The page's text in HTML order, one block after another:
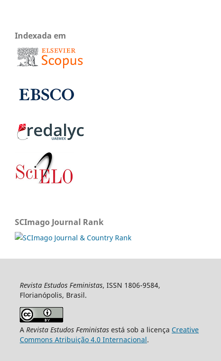
Indexada em
SCImago Journal Rank
Revista Estudos Feministas, ISSN 1806-9584,
Florianópolis, Brasil.
A Revista Estudos Feministasestá sob a licença Creative
Commons Atribuição 4.0 Internacional.